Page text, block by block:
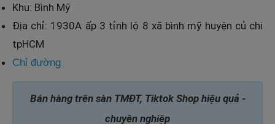
Khu: Bình Mỹ
Địa chỉ: 1930A ấp 3 tỉnh lộ 8 xã bình mỹ huyện củ chi
tpHCM
Chỉ đường
Bán hàng trên sàn TMĐT, Tiktok Shop hiệu quả -
chuyên nghiệp